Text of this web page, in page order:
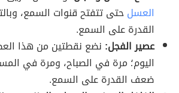
العسلحتى تتفتح قنوات السمع،
القدرة على السمع.
عصير الفجل: نضع نقطتين من هذا
اليوم؛ مرة في الصباح، ومرة في
ضعف القدرة على السمع.